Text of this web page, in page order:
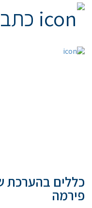
כללים בהערכת
פירמה